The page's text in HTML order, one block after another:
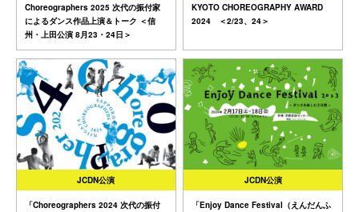
Choreographers 2025 次代の振付家
によるダンス作品上演＆トーク ＜信
州・上田公演 8月23・24日＞
KYOTO CHOREOGRAPHY AWARD
2024 ＜2/23、24＞
JCDN公演
「Choreographers 2024 次代の振付
JCDN公演
「Enjoy Dance Festival（えんだんふ